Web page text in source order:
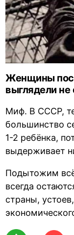
Женщины
выглядели не
Миф. В СССР,
большинство
1-2 ребёнка,
выдерживает
Подытожим
всегда
страны,